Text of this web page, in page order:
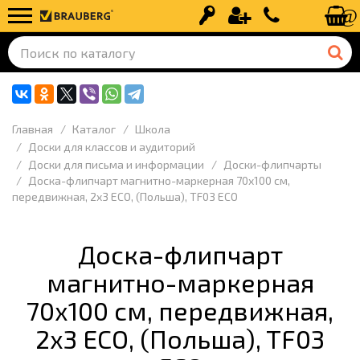
Вход Регистрация+7 (499) 110-
Главная Каталог
Школа
Доски для классов и аудиторий
Доски для письма и информации
Доски-флипчарты
Доска-флипчарт магнитно-маркерная 70x100 см,
передвижная, 2х3 ECO, (Польша), TF03 ECO
Доска-флипчарт
магнитно-маркерная
70x100 см, передвижная,
2х3 ECO, (Польша), TF03